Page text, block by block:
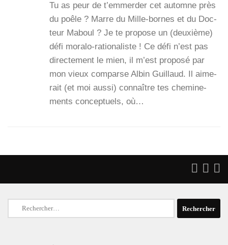
Tu as peur de t’emmerder cet automne près
du poêle ? Marre du Mille-bornes et du Doc­
teur Maboul ? Je te pro­pose un (deuxième)
défi mora­­lo-ratio­­na­­liste ! Ce défi n’est pas
direc­te­ment le mien, il m’est pro­po­sé par
mon vieux com­parse Albin Guillaud. Il aime­
rait (et moi aus­si) connaître tes che­mi­ne­
ments concep­tuels, où…
Rechercher :